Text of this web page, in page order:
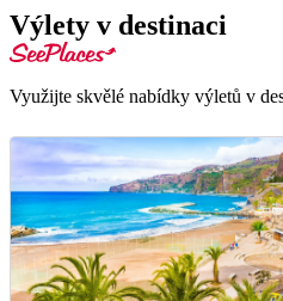
Výlety v destinaci
Využijte skvělé nabídky výletů v